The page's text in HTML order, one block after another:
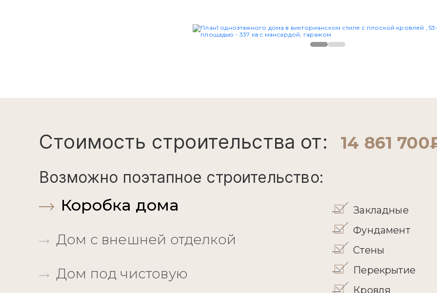
Стоимость строительства от: 14 861
Возможно поэтапное строительство:
Коробка дома
Дом с внешней отделкой
Дом под чистовую
Закладные
Фундамент
Стены
Перекрытие
Кровля